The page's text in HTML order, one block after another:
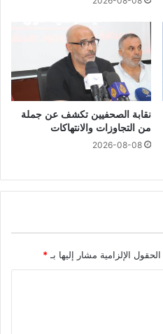
نقابة الصحفيين تكشف عن جملة
من التجاوزات والانتهاكات
2026-08-08
الحقول الإلزامية مشار إليها بـ *